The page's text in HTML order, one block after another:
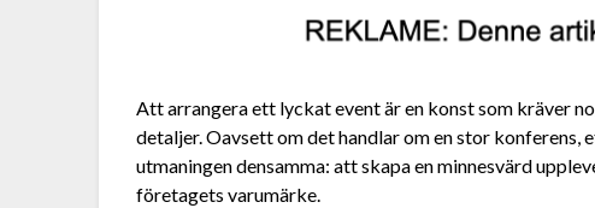
Att arrangera ett lyckat event är en konst som kräver
detaljer. Oavsett om det handlar om en stor
utmaningen densamma: att skapa en minnesvärd
företagets varumärke.